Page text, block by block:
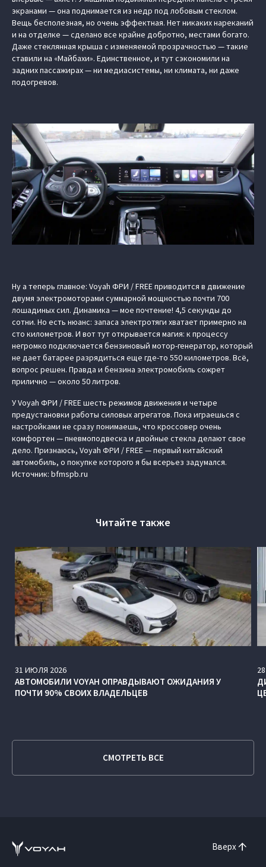
экранами — она поднимается из недр под лобовым стеклом.
Вещь бесполезная, но очень эффектная. Нет никаких нареканий
и на отделке — сделано все крайне добротно, местами богато.
Даже стеклянная крыша с изменяемой прозрачностью — такие
ставили на «Майбахи». Единственное, и тут сэкономили на
задних пассажирах — ни медиасистемы, ни климата, ни даже
подогревов.
Ну а теперь главное: Voyah ФРИ / FREE приводится в движение
двумя электромоторами суммарной мощностью почти 700
лошадиных сил. Динамика — мое почтение! 4,5 секунды до
сотни. Но есть нюанс: запаса электротяги хватает примерно на
сто километров. И вот тут открывается магия: к процессу
негромко подключается бензиновый мотор-генератор, который
не дает батарее разрядиться еще где-то 550 километров. Всё,
вопрос решен. Правда и бензина электромобиль сожрет
прилично — около 50 литров.
У Voyah ФРИ / FREE шесть режимов движения и четыре
предустановки работы силовых агрегатов. Пока играешься с
настройками не сразу понимаешь, что кроссовер очень
комфортен — пневмоподвеска и двойные стекла делают свое
дело. Признаюсь, Voyah ФРИ / FREE — первый китайский
автомобиль, о покупке которого я бы всерьез задумался.
Источник: bfmspb.ru
Читайте также
31 ИЮЛЯ 2026
АВТОМОБИЛИ VOYAH ОПРАВДЫВАЮТ ОЖИДАНИЯ У
ПОЧТИ 90% СВОИХ ВЛАДЕЛЬЦЕВ
28
СМОТРЕТЬ ВСЕ
Вверх